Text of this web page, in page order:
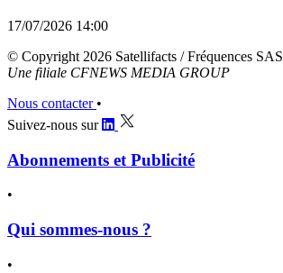
17/07/2026 14:00
© Copyright 2026 Satellifacts / Fréquences SAS
Une filiale CFNEWS MEDIA GROUP
Nous contacter •
Suivez-nous sur
Abonnements et Publicité
•
Qui sommes-nous ?
•